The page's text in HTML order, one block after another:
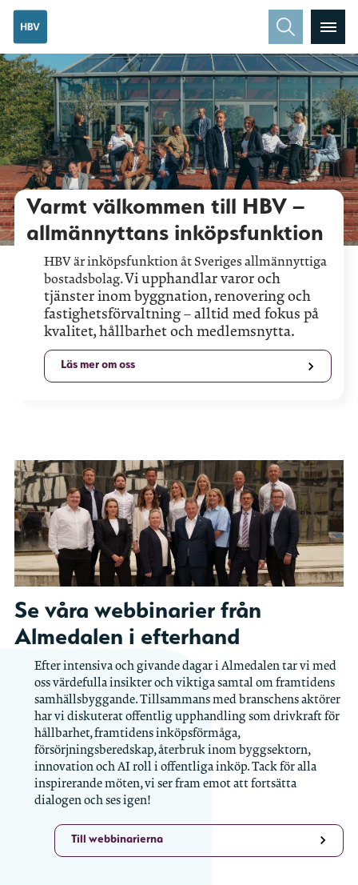
Varmt välkommen till HBV –
allmännyttans inköpsfunktion
HBV är inköpsfunktion åt Sveriges allmännyttiga
bostadsbolag.Vi upphandlar varor och
tjänster inom byggnation, renovering och
fastighetsförvaltning – alltid med fokus på
kvalitet, hållbarhet och medlemsnytta.
Läs mer om oss
Se våra webbinarier från
Almedalen i efterhand
Efter intensiva och givande dagar i Almedalen tar vi med
oss värdefulla insikter och viktiga samtal om framtidens
samhällsbyggande. Tillsammans med branschens aktörer
har vi diskuterat offentlig upphandling som drivkraft för
hållbarhet, framtidens inköpsförmåga,
försörjningsberedskap, återbruk inom byggsektorn,
innovation och AI roll i offentliga inköp. Tack för alla
inspirerande möten, vi ser fram emot att fortsätta
dialogen och ses igen!
Till webbinarierna